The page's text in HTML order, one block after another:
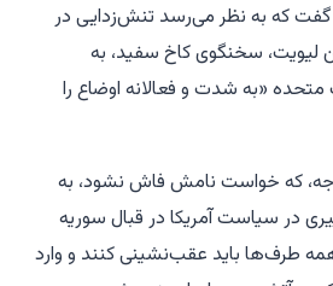
که به نظر می‌رسد تنش‌زدایی در
لیویت، سخنگوی کاخ سفید، به
متحده «به شدت و فعالانه اوضاع را
که خواست نامش فاش نشود، به
در سیاست آمریکا در قبال سوریه
طرف‌ها باید عقب‌نشینی کنند و وارد